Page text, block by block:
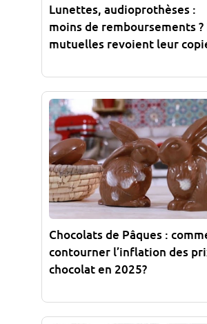
Lunettes, audioprothèses :
moins de remboursements ?
mutuelles revoient leur
Chocolats de Pâques :
contourner l’inflation des
chocolat en 2025?